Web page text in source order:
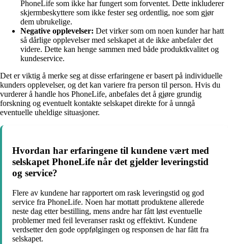
PhoneLife som ikke har fungert som forventet. Dette inkluderer
skjermbeskyttere som ikke fester seg ordentlig, noe som gjør
dem ubrukelige.
Negative opplevelser: Det virker som om noen kunder har hatt
så dårlige opplevelser med selskapet at de ikke anbefaler det
videre. Dette kan henge sammen med både produktkvalitet og
kundeservice.
Det er viktig å merke seg at disse erfaringene er basert på individuelle
kunders opplevelser, og det kan variere fra person til person. Hvis du
vurderer å handle hos PhoneLife, anbefales det å gjøre grundig
forskning og eventuelt kontakte selskapet direkte for å unngå
eventuelle uheldige situasjoner.
Hvordan har erfaringene til kundene vært med
selskapet PhoneLife når det gjelder leveringstid
og service?
Flere av kundene har rapportert om rask leveringstid og god
service fra PhoneLife. Noen har mottatt produktene allerede
neste dag etter bestilling, mens andre har fått løst eventuelle
problemer med feil leveranser raskt og effektivt. Kundene
verdsetter den gode oppfølgingen og responsen de har fått fra
selskapet.